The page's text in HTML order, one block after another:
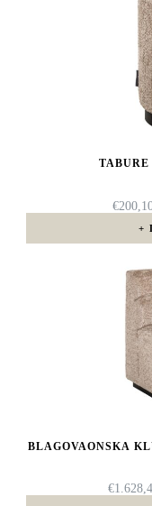
€
BLAGOVAONSKA
€